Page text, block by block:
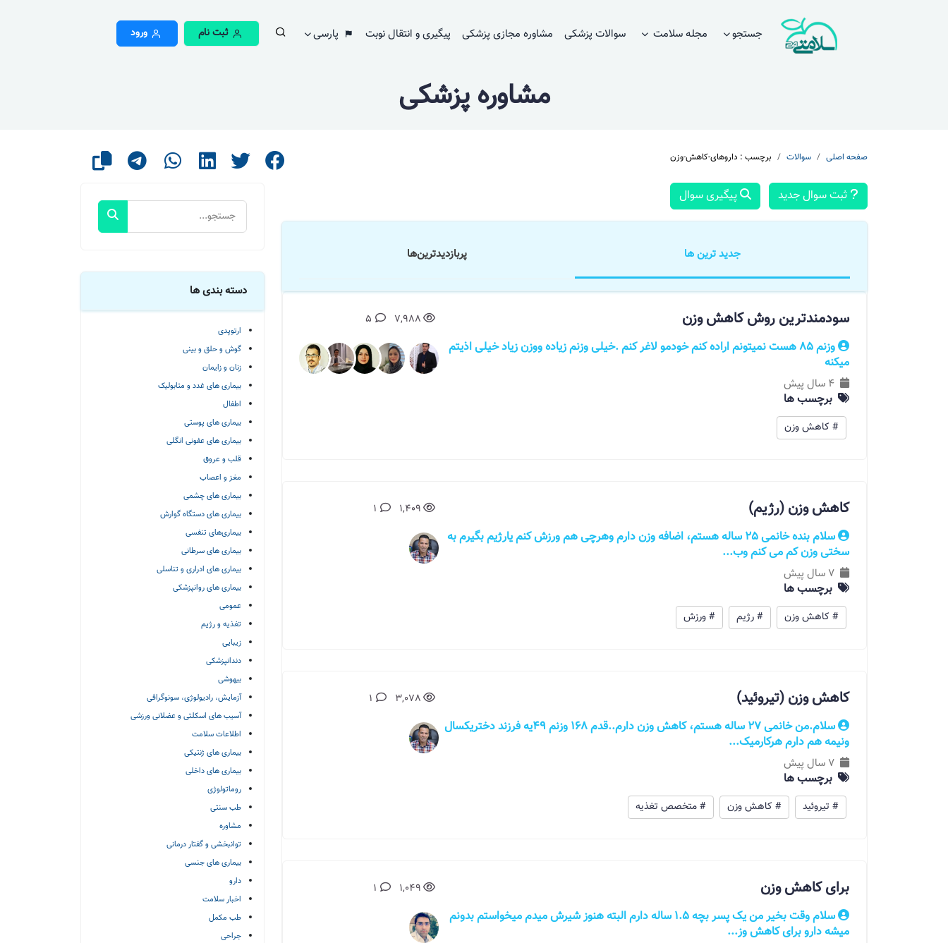
جستجو مجله سلامت سوالات پزشکی مشاوره مجازی پزشکی پیگیری و انتقال نوبت پارسی ثبت نام ورود
مشاوره پزشکی
صفحه اصلی سوالات برچسب : داروهای-کاهش-وزن
ثبت سوال جدید پیگیری سوال
جدید ترین ها پر‌بازدید‌ترین‌ها
سودمندترین روش کاهش وزن
وزنم ۸۵ هست نمیتونم اراده کنم خودمو لاغر کنم .خیلی وزنم زیاده ووزن زیاد خیلی اذیتم
میکنه
4 سال پیش
برچسب ها
# کاهش وزن
7,988
5
کاهش وزن (رژیم)
سلام بنده خانمی 25 ساله هستم، اضافه وزن دارم وهرچی هم ورزش کنم یارژیم بگیرم به
سختی وزن کم می کنم وب...
7 سال پیش
برچسب ها
# کاهش وزن # رژیم # ورزش
1,409
1
کاهش وزن (تیروئید)
سلام.من خانمی 27 ساله هستم، کاهش وزن دارم..قدم ۱۶۸ وزنم ۴۹یه فرزند دختریکسال
ونیمه هم دارم هرکارمیک...
7 سال پیش
برچسب ها
# تیروئید # کاهش وزن # متخصص تغذیه
3,078
1
برای کاهش وزن
سلام وقت بخیر من یک پسر بچه 1.5 ساله دارم البته هنوز شیرش میدم میخواستم بدونم
میشه دارو برای کاهش وز...
1,049
1
دسته بندی ها
ارتوپدی
گوش و حلق و بینی
زنان و زایمان
بیماری های غدد و متابولیک
اطفال
بیماری های پوستی
بیماری های عفونی انگلی
قلب و عروق
مغز و اعصاب
بیماری های چشمی
بیماری های دستگاه گوارش
بیماری‌های تنفسی
بیماری های سرطانی
بیماری های ادراری و تناسلی
بیماری های روانپزشکی
عمومی
تغذیه و رژیم
زیبایی
دندانپزشکی
بیهوشی
آزمایش، رادیولوژی، سونوگرافی
آسیب های اسکلتی و عضلانی ورزشی
اطلاعات سلامت
بیماری های ژنتیکی
بیماری های داخلی
روماتولوژی
طب سنتی
مشاوره
توانبخشی و گفتار درمانی
بیماری های جنسی
دارو
اخبار سلامت
طب مکمل
جراحی